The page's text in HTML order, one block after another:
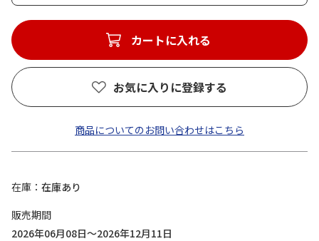
カートに入れる
お気に入りに登録する
商品についてのお問い合わせはこちら
在庫
在庫あり
販売期間
2026年06月08日～2026年12月11日